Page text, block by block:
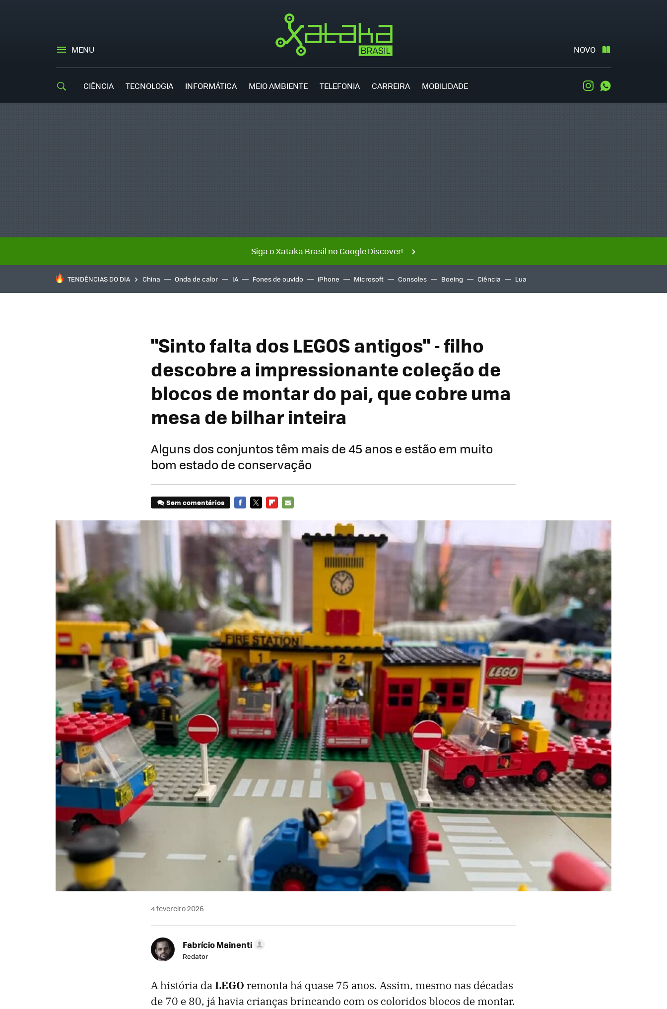
MENU NOVO
CIÊNCIA TECNOLOGIA INFORMÁTICA MEIO AMBIENTE TELEFONIA CARREIRA MOBILIDADE Instagram
Siga o Xataka Brasil no Google Discover!
TENDÊNCIAS DO DIA China Onda de calor IA Fones de ouvido iPhone Microsoft Consoles Boeing Ciência Lua
"Sinto falta dos LEGOS antigos" - filho
descobre a impressionante coleção de
blocos de montar do pai, que cobre uma
mesa de bilhar inteira
Alguns dos conjuntos têm mais de 45 anos e estão em muito
bom estado de conservação
Sem comentários
4 fevereiro 2026
Fabrício Mainenti
Redator
A história daLEGO remonta há quase 75 anos. Assim, mesmo nas décadas
de 70 e 80, já havia crianças brincando com os coloridos blocos de montar.